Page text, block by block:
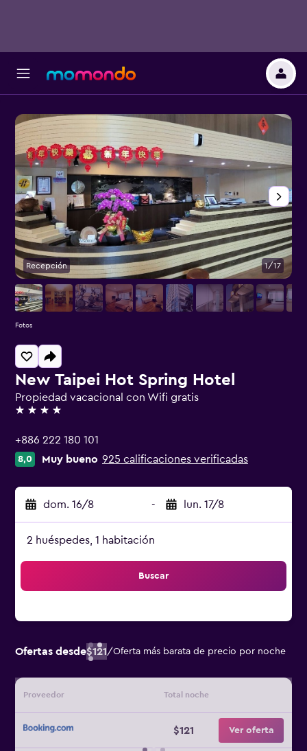
New Taipei Hot Spring Hotel
Propiedad vacacional con Wifi gratis
4 estrellas
+886 222 180 101
8,0 Muy bueno 925 calificaciones verificadas
dom. 16/8 - lun. 17/8
2 huéspedes, 1 habitación
Buscar
Ofertas desde$121/Oferta más barata de precio por noche
Proveedor Total noche
$121 Ver oferta
Recepción 1/17
Fotos